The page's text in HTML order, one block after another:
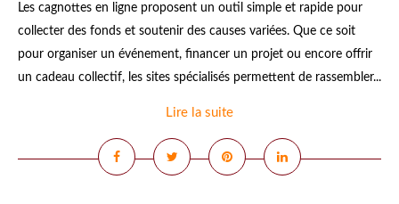
Les cagnottes en ligne proposent un outil simple et rapide pour
collecter des fonds et soutenir des causes variées. Que ce soit
pour organiser un événement, financer un projet ou encore offrir
un cadeau collectif, les sites spécialisés permettent de rassembler...
Lire la suite